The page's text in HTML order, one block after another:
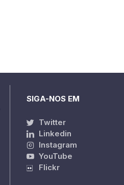
SIGA-NOS EM
Twitter
Linkedin
Instagram
YouTube
Flickr